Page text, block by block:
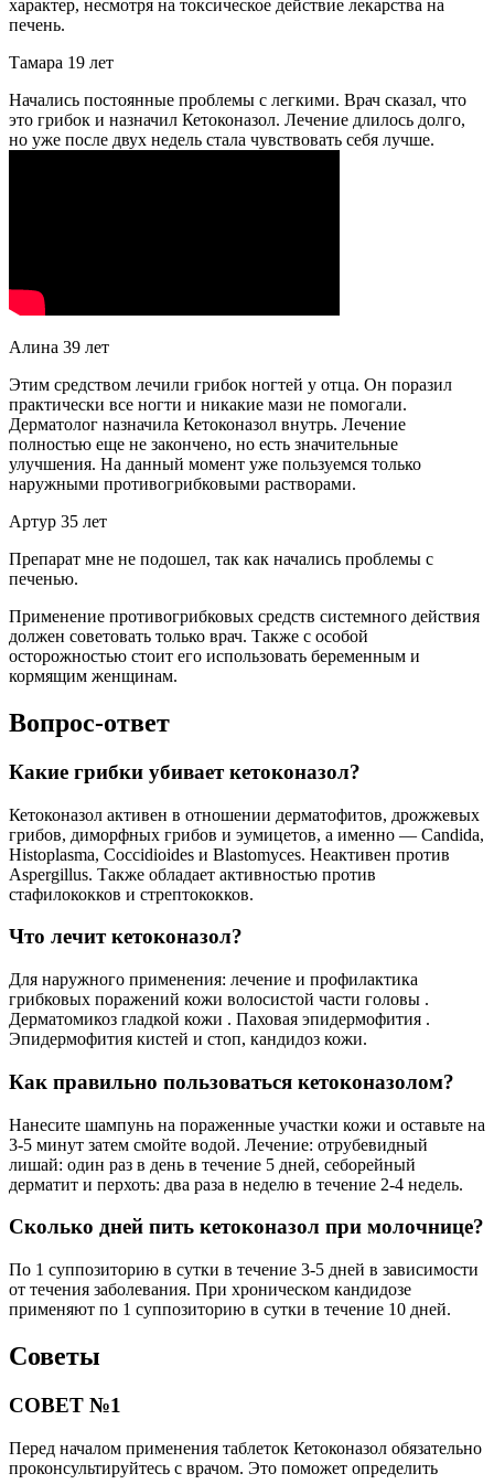
характер, несмотря на токсическое действие лекарства на
печень.
Тамара 19 лет
Начались постоянные проблемы с легкими. Врач сказал, что
это грибок и назначил Кетоконазол. Лечение длилось долго,
но уже после двух недель стала чувствовать себя лучше.
Алина 39 лет
Этим средством лечили грибок ногтей у отца. Он поразил
практически все ногти и никакие мази не помогали.
Дерматолог назначила Кетоконазол внутрь. Лечение
полностью еще не закончено, но есть значительные
улучшения. На данный момент уже пользуемся только
наружными противогрибковыми растворами.
Артур 35 лет
Препарат мне не подошел, так как начались проблемы с
печенью.
Применение противогрибковых средств системного действия
должен советовать только врач. Также с особой
осторожностью стоит его использовать беременным и
кормящим женщинам.
Вопрос-ответ
Какие грибки убивает кетоконазол?
Кетоконазол активен в отношении дерматофитов, дрожжевых
грибов, диморфных грибов и эумицетов, а именно — Candida,
Histoplasma, Coccidioides и Blastomyces. Неактивен против
Aspergillus. Также обладает активностью против
стафилококков и стрептококков.
Что лечит кетоконазол?
Для наружного применения: лечение и профилактика
грибковых поражений кожи волосистой части головы .
Дерматомикоз гладкой кожи . Паховая эпидермофития .
Эпидермофития кистей и стоп, кандидоз кожи.
Как правильно пользоваться кетоконазолом?
Нанесите шампунь на пораженные участки кожи и оставьте на
3-5 минут затем смойте водой. Лечение: отрубевидный
лишай: один раз в день в течение 5 дней, себорейный
дерматит и перхоть: два раза в неделю в течение 2-4 недель.
Сколько дней пить кетоконазол при молочнице?
По 1 суппозиторию в сутки в течение 3-5 дней в зависимости
от течения заболевания. При хроническом кандидозе
применяют по 1 суппозиторию в сутки в течение 10 дней.
Советы
СОВЕТ №1
Перед началом применения таблеток Кетоконазол обязательно
проконсультируйтесь с врачом. Это поможет определить